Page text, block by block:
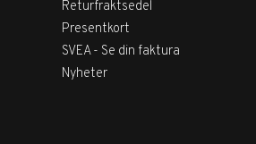
Returfraktsedel
Presentkort
SVEA - Se din faktura
Nyheter